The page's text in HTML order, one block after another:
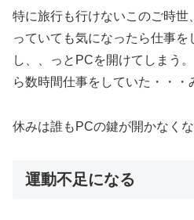
特に旅行も行けないこのご時世
っていても気になったら仕事を
し、、っとPCを開けてしまう
ら数時間仕事をしていた・・・
休みは誰もPCの鍵が開かなく
運動不足になる